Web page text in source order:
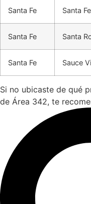
Santa Fe Santa Fe
Santa Fe Santa
Santa Fe Sauce
Si no ubicaste de qué
de Área 342, te